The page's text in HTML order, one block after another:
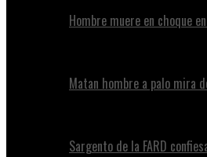
Hombre muere en choque
Matan hombre a palo mira
Sargento de la FARD